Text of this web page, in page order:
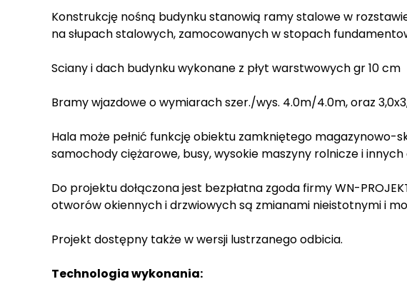
Konstrukcję nośną budynku stanowią ramy stalowe w
na słupach stalowych, zamocowanych w stopach
Sciany i dach budynku wykonane z płyt warstwowych gr 10 cm
Bramy wjazdowe o wymiarach szer./wys. 4.0m/4.0m, oraz
Hala może pełnić funkcję obiektu zamkniętego magazynowo-
samochody ciężarowe, busy, wysokie maszyny rolnicze i
Do projektu dołączona jest bezpłatna zgoda firmy WN-
otworów okiennych i drzwiowych są zmianami nieistotnymi i
Projekt dostępny także w wersji lustrzanego odbicia.
Technologia wykonania: